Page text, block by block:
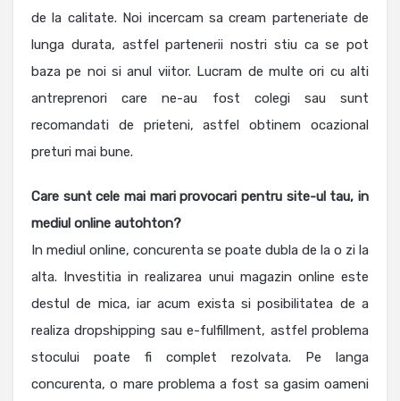
de la calitate. Noi incercam sa cream parteneriate de
lunga durata, astfel partenerii nostri stiu ca se pot
baza pe noi si anul viitor. Lucram de multe ori cu alti
antreprenori care ne-au fost colegi sau sunt
recomandati de prieteni, astfel obtinem ocazional
preturi mai bune.
Care sunt cele mai mari provocari pentru site-ul tau, in
mediul online autohton?
In mediul online, concurenta se poate dubla de la o zi la
alta. Investitia in realizarea unui magazin online este
destul de mica, iar acum exista si posibilitatea de a
realiza dropshipping sau e-fulfillment, astfel problema
stocului poate fi complet rezolvata. Pe langa
concurenta, o mare problema a fost sa gasim oameni